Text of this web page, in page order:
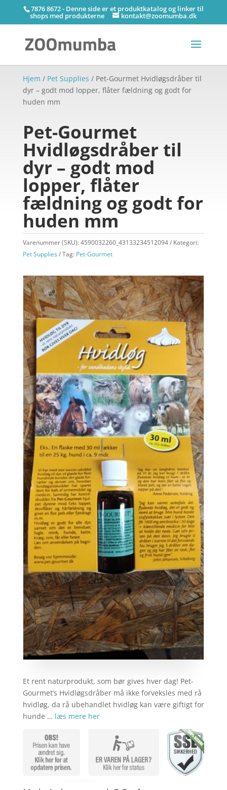
7876 8672 - Denne side er et produktkatalog og linker til
shops med produkterne kontakt@zoomumba.dk
Hjem / Pet Supplies / Pet-Gourmet Hvidløgsdråber til
dyr – godt mod lopper, flåter fældning og godt for
huden mm
Pet-Gourmet
Hvidløgsdråber til
dyr – godt mod
lopper, flåter
fældning og godt for
huden mm
Varenummer (SKU):4590032260_43133234512094
Kategori:
Pet Supplies
Tag: Pet-Gourmet
Et rent naturprodukt, som bør gives hver dag! Pet-
Gourmet’s Hvidløgsdråber må ikke forveksles med rå
hvidløg, da rå ubehandlet hvidløg kan være giftigt for
hunde … læs mere her